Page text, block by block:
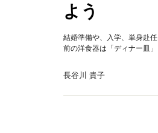
よう
結婚準備や、入学、単身赴
前の洋食器は「ディナー皿
長谷川 貴子